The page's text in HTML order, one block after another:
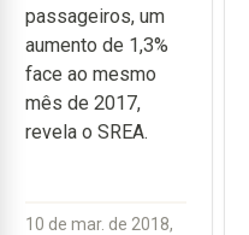
passageiros, um
aumento de 1,3%
face ao mesmo
mês de 2017,
revela o SREA.
10 de mar. de 2018,